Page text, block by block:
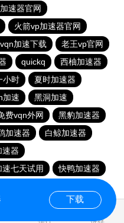
速器官网
火箭vp加速器官网
加速下载
老王vp官网
quickq
西柚加速器
小时
夏时加速器
加速
黑洞加速
费vqn外网
黑豹加速器
加速器
白鲸加速器
速器
七天试用
快鸭加速器
排行 推荐
下载
1.523667s